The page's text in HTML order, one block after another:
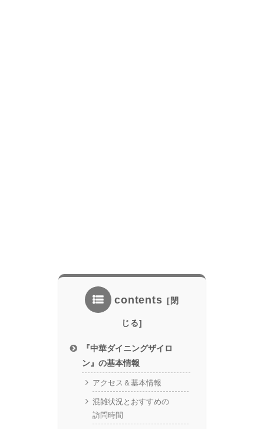
contents
『中華ダイニングザイロ
ン』の基本情報
アクセス＆基本情報
混雑状況とおすすめの
訪問時間